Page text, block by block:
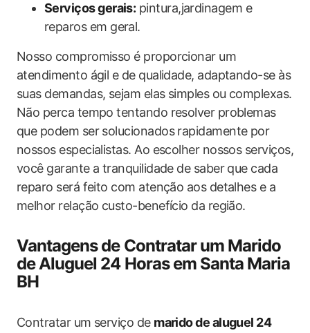
Serviços gerais: pintura,jardinagem e
reparos em geral.
Nosso compromisso é proporcionar um
atendimento ágil e de qualidade, adaptando-se às
suas demandas, sejam elas simples ou complexas.
Não perca tempo tentando resolver problemas
que podem ser solucionados rapidamente por
nossos especialistas. Ao escolher nossos serviços,
você garante a tranquilidade de saber que cada
reparo será feito com atenção aos detalhes e a
melhor relação custo-benefício da região.
Vantagens de Contratar um Marido
de Aluguel 24 Horas em Santa Maria
BH
Contratar um serviço de marido de aluguel 24